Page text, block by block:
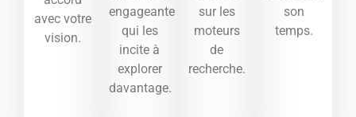
avec votre
vision.
engageante
qui les
incite à
explorer
davantage.​
sur les
moteurs
de
recherche.​
son
temps.​